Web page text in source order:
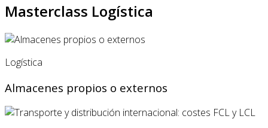
Masterclass Logística
Logística
Almacenes propios o externos